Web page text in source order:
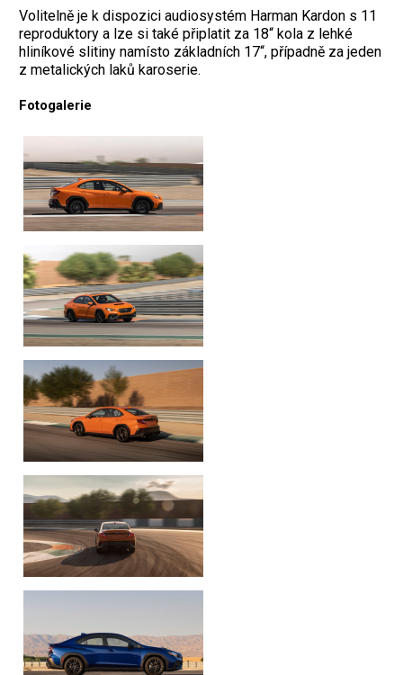
Volitelně je k dispozici audiosystém Harman Kardon s 11
reproduktory a lze si také připlatit za 18“ kola z lehké
hliníkové slitiny namísto základních 17“, případně za jeden
z metalických laků karoserie.
Fotogalerie